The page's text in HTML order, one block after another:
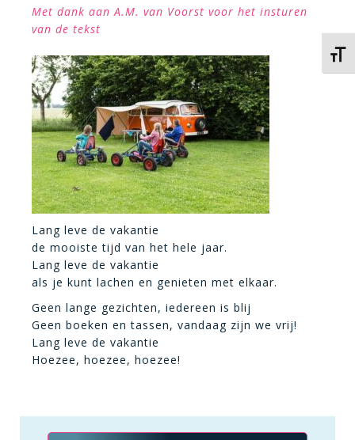
Met dank aan A.M. van Voorst voor het insturen
van de tekst
Lang leve de vakantie
de mooiste tijd van het hele jaar.
Lang leve de vakantie
als je kunt lachen en genieten met elkaar.
Geen lange gezichten, iedereen is blij
Geen boeken en tassen, vandaag zijn we vrij!
Lang leve de vakantie
Hoezee, hoezee, hoezee!